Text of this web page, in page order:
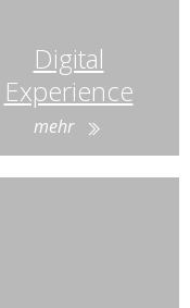
Digital
Experience
mehr